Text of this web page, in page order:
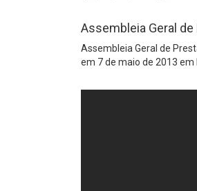
Assembleia Geral
Assembleia Geral de
em 7 de maio de 2013 em